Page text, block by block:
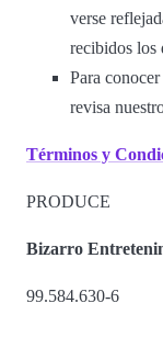
verse
recibidos los
Para
revisa
Términos y
PRODUCE
Bizarro
99.584.630-6